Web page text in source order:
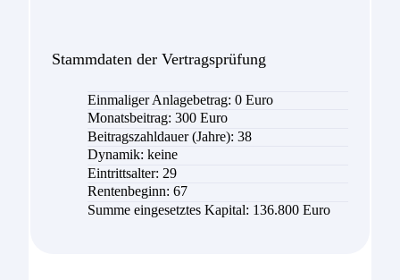
Stammdaten der Vertragsprüfung
Einmaliger Anlagebetrag: 0 Euro
Monatsbeitrag: 300Euro
Beitragszahldauer (Jahre): 38
Dynamik: keine
Eintrittsalter: 29
Rentenbeginn: 67
Summe eingesetztes Kapital: 136.800 Euro